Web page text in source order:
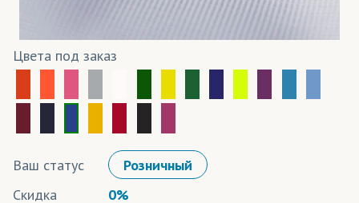
Цвета под заказ
Ваш статус
Розничный
Скидка
0%